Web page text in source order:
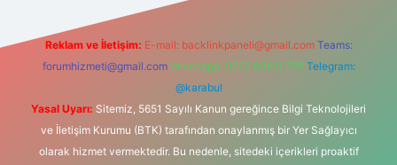
Reklam ve İletişim: E-mail: backlinkpaneli@gmail.com Teams:
forumhizmeti@gmail.com Whatsapp: 0262 606 0 726 Telegram:
@karabul
Yasal Uyarı: Sitemiz, 5651 Sayılı Kanun gereğince Bilgi Teknolojileri
ve İletişim Kurumu (BTK) tarafından onaylanmış bir Yer Sağlayıcı
olarak hizmet vermektedir. Bu nedenle, sitedeki içerikleri proaktif